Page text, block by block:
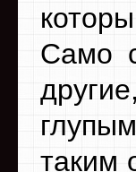
Само
таким